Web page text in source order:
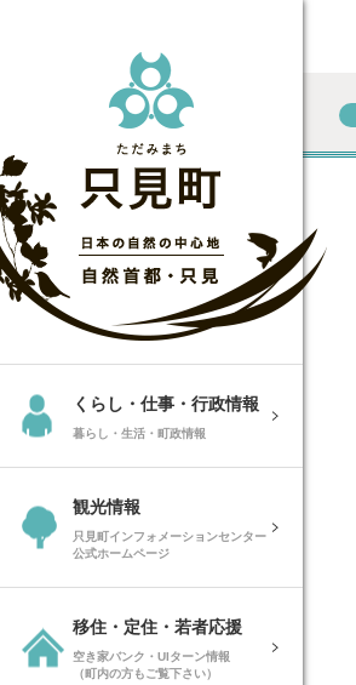
くらし・仕事・行政情報
暮らし・生活・町政情報
観光情報
只見町インフォメーションセンター
公式ホームページ
移住・定住・若者応援
空き家バンク・UIターン情報
（町内の方もご覧下さい）